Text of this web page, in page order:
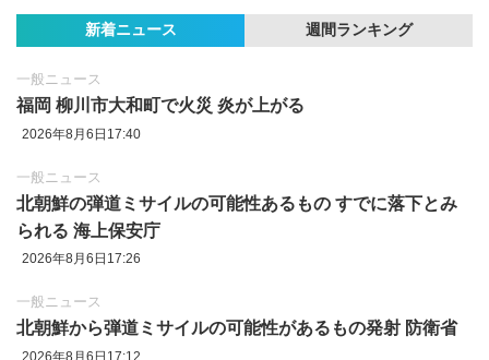
新着ニュース 週間ランキング
一般ニュース
福岡 柳川市大和町で火災 炎が上がる
2026年8月6日17:40
一般ニュース
北朝鮮の弾道ミサイルの可能性あるもの すでに落下とみ
られる 海上保安庁
2026年8月6日17:26
一般ニュース
北朝鮮から弾道ミサイルの可能性があるもの発射 防衛省
2026年8月6日17:12